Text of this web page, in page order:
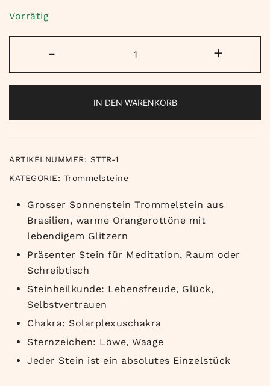
Vorrätig
-
Trommelstein
groß
+
IN DEN WARENKORB
ARTIKELNUMMER: STTR-1
KATEGORIE: Trommelsteine
Grosser Sonnenstein Trommelstein aus
Brasilien, warme Orangerottöne mit
lebendigem Glitzern
Präsenter Stein für Meditation, Raum oder
Schreibtisch
Steinheilkunde: Lebensfreude, Glück,
Selbstvertrauen
Chakra: Solarplexuschakra
Sternzeichen: Löwe, Waage
Jeder Stein ist ein absolutes Einzelstück